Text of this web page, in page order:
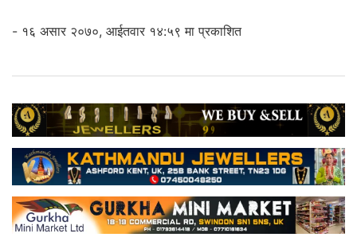
- १६ असार २०७०, आईतवार १४:५९ मा प्रकाशित